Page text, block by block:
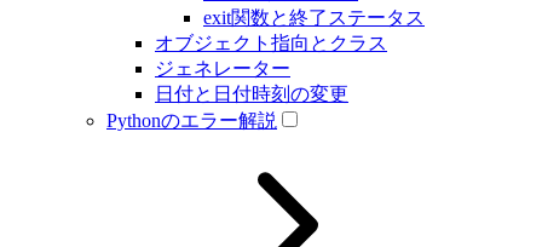
exit関数と終了ステータス
オブジェクト指向とクラス
ジェネレーター
日付と日付時刻の変更
Pythonのエラー解説